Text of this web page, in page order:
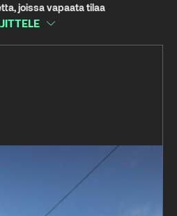
joissa vapaata tilaa